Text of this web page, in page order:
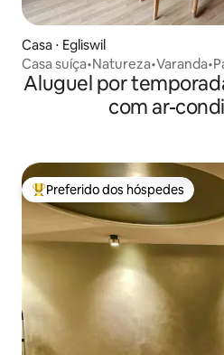
Casa ⋅ Egliswil
Casa
Aluguel por
com ar-
Entre os melhores preferidos dos
Preferido dos hóspedes